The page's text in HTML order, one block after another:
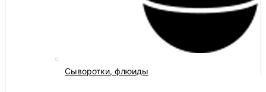
Сыворотки, флюиды